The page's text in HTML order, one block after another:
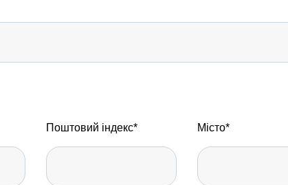
Поштовий індекс* Місто*